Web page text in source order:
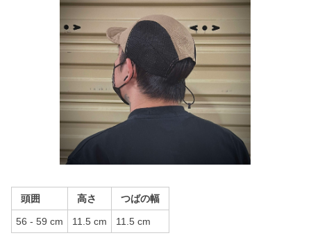
頭囲 高さ つばの幅
56 - 59 cm 11.5 cm 11.5 cm